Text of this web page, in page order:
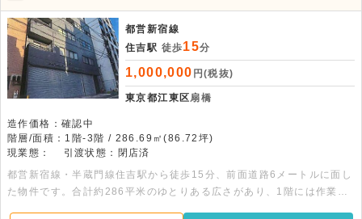
アの1階～3階部分の店舗物件。飲食店相談
都営新宿線
住吉駅 徒歩15分
1,000,000 円(税抜)
東京都江東区扇橋
造作価格：確認中
階層/面積：1階-3階 / 286.69㎡(86.72坪)
現業態：
引渡状態：閉店済
都営新宿線・半蔵門線住吉駅から徒歩15分、前面道路6メートルに面し
た物件です。合計約286平米のゆとりある広さがあり、1階には作業ス